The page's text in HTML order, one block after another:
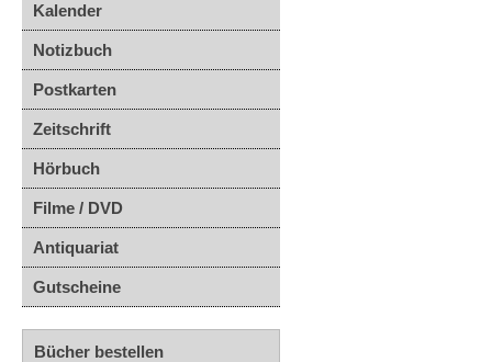
Kalender
Notizbuch
Postkarten
Zeitschrift
Hörbuch
Filme / DVD
Antiquariat
Gutscheine
Bücher bestellen